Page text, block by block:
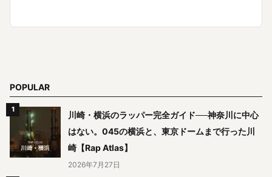
POPULAR
川崎・横浜のラッパー完全ガイド──神奈川に中心
はない。045の横浜と、東京ドームまで行った川
崎【Rap Atlas】
2026年7月27日